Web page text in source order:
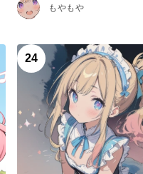
もやもや
24